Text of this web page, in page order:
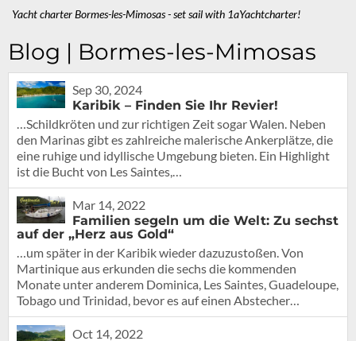
Yacht charter Bormes-les-Mimosas - set sail with 1aYachtcharter!
Blog | Bormes-les-Mimosas
Sep 30, 2024
Karibik – Finden Sie Ihr Revier!
…Schildkröten und zur richtigen Zeit sogar Walen. Neben
den Marinas gibt es zahlreiche malerische Ankerplätze, die
eine ruhige und idyllische Umgebung bieten. Ein Highlight
ist die Bucht von Les Saintes,…
Mar 14, 2022
Familien segeln um die Welt: Zu sechst
auf der „Herz aus Gold“
…um später in der Karibik wieder dazuzustoßen. Von
Martinique aus erkunden die sechs die kommenden
Monate unter anderem Dominica, Les Saintes, Guadeloupe,
Tobago und Trinidad, bevor es auf einen Abstecher…
Oct 14, 2022